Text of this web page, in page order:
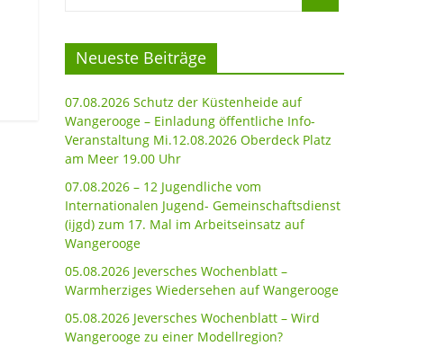
Neueste Beiträge
07.08.2026 Schutz der Küstenheide auf
Wangerooge – Einladung öffentliche Info-
Veranstaltung Mi.12.08.2026 Oberdeck Platz
am Meer 19.00 Uhr
07.08.2026 – 12 Jugendliche vom
Internationalen Jugend- Gemeinschaftsdienst
(ijgd) zum 17. Mal im Arbeitseinsatz auf
Wangerooge
05.08.2026 Jeversches Wochenblatt –
Warmherziges Wiedersehen auf Wangerooge
05.08.2026 Jeversches Wochenblatt – Wird
Wangerooge zu einer Modellregion?